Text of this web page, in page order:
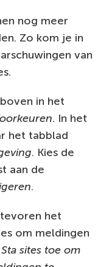
nog meer
Zo kom je in
van
in het
. In het
het tabblad
. Kies de
aan de
.
het
om meldingen
Sta sites toe om